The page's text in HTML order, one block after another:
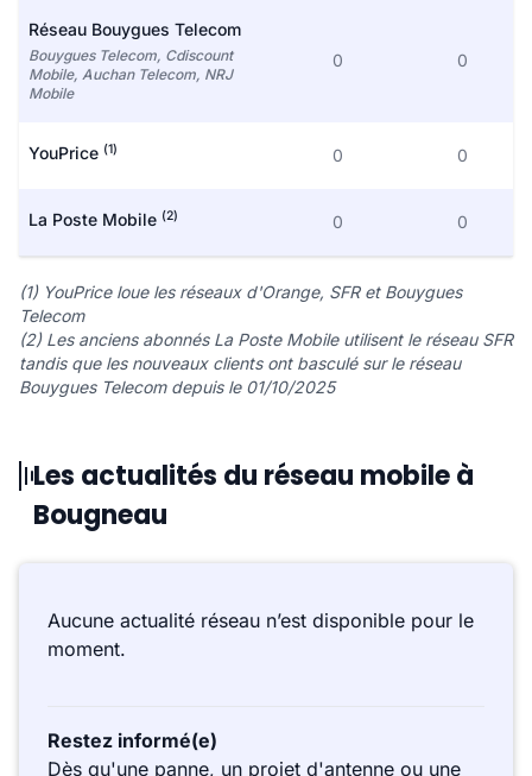
Réseau Bouygues Telecom
Bouygues Telecom, Cdiscount
Mobile, Auchan Telecom, NRJ
Mobile
0 0
YouPrice (1) 0 0
La Poste Mobile (2) 0 0
(1) YouPrice loue les réseaux d'Orange, SFR et Bouygues
Telecom
(2) Les anciens abonnés La Poste Mobile utilisent le réseau SFR
tandis que les nouveaux clients ont basculé sur le réseau
Bouygues Telecom depuis le 01/10/2025
Les actualités du réseau mobile à
Bougneau
Aucune actualité réseau n’est disponible pour le
moment.
Restez informé(e)
Dès qu'une panne, un projet d'antenne ou une